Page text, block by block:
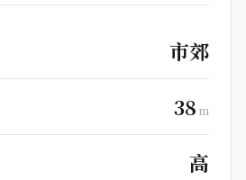
市郊
38 m
高